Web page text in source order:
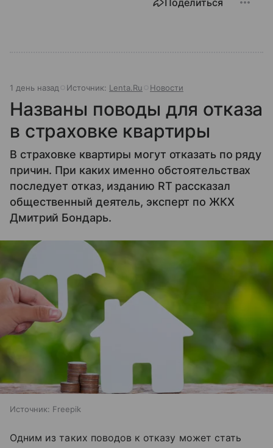
1 день назад Источник: Lenta.Ru Новости
Названы поводы для отказа
в страховке квартиры
В страховке квартиры могут отказать по ряду
причин. При каких именно обстоятельствах
последует отказ, изданию RT рассказал
общественный деятель, эксперт по ЖКХ
Дмитрий Бондарь.
Источник: Freepik
Одним из таких поводов к отказу может стать